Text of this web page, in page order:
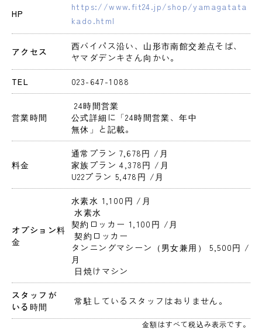
HP
https://www.fit24.jp/shop/yamagatata
kado.html
アクセス
西バイパス沿い、山形市南館交差点そば、
ヤマダデンキさん向かい。
TEL 023-647-1088
営業時間
24時間営業
公式詳細に「24時間営業、年中
無休」と記載。
料金
通常プラン 7,678円 /月
家族プラン 4,378円 /月
U22プラン 5,478円 /月
オプション料
金
水素水 1,100円 /月
水素水
契約ロッカー 1,100円 /月
契約ロッカー
タンニングマシーン（男女兼用） 5,500円 /
月
日焼けマシン
スタッフが
いる時間
常駐しているスタッフはおりません。
金額はすべて税込み表示です。